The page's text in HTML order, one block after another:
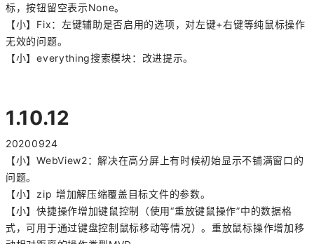
标，按钮留空表示None。
【小】Fix：左键辅助是否启用的选项，对左键+右键等纯鼠标操作
无效的问题。
【小】everything搜索模块：改进提示。
1.10.12
20200924
【小】WebView2：解决在高分屏上有时候初始显示不铺满窗口的
问题。
【小】zip 增加解压缩覆盖目标文件的参数。
【小】快捷操作增加键鼠控制（使用“重放键鼠操作”中的数据格
式，可用于通过键盘控制鼠标移动等情况）。重放鼠标操作增加移